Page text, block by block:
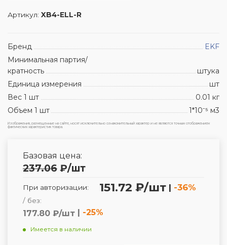
Артикул: XB4-ELL-R
Бренд
EKF
Минимальная партия/
кратность
штука
Единица измерения
шт
Вес 1 шт
0.01 кг
Объем 1 шт
1*10⁻⁵ м3
Изображения, размещенные на сайте, носят исключительно ознакомительный характер и не являются точным отображением
фактических характеристик товара.
Базовая цена:
237.06 ₽/шт
При авторизации: 151.72 ₽/шт | -36%
/ без:
177.80 ₽/шт | -25%
Имеется в наличии